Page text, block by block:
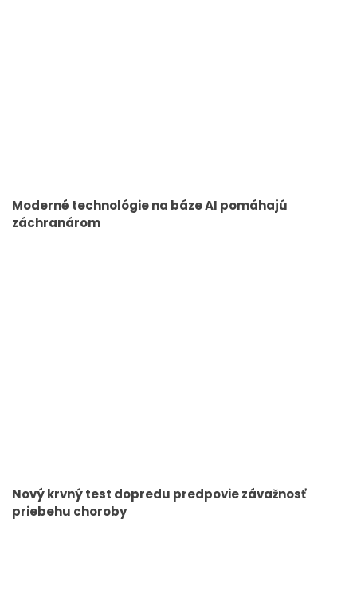
Moderné technológie na báze AI pomáhajú
záchranárom
Nový krvný test dopredu predpovie závažnosť
priebehu choroby